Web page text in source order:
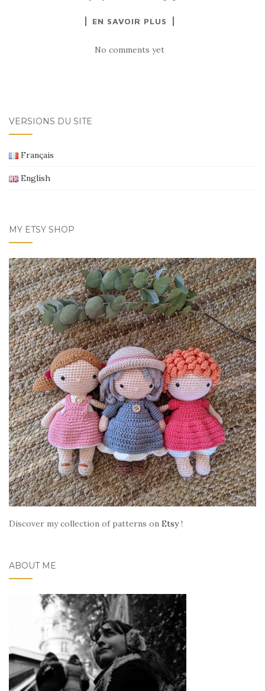
EN SAVOIR PLUS
No comments yet
VERSIONS DU SITE
Français
English
MY ETSY SHOP
Discover my collection of patterns on Etsy!
ABOUT ME